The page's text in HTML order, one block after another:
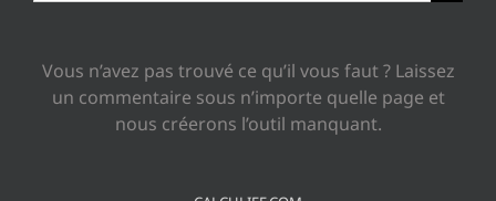
Vous n’avez pas trouvé ce qu’il vous faut ? Laissez
un commentaire sous n’importe quelle page et
nous créerons l’outil manquant.